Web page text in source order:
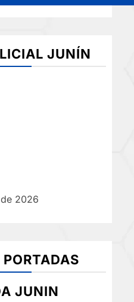
JUNÍN
2026
JUNIN